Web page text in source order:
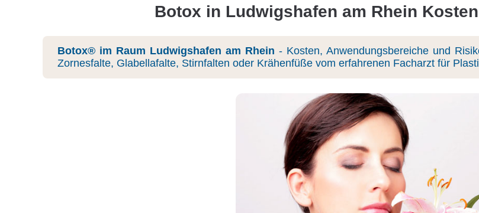
Botox in Ludwigshafen am Rhein
Botox® im Raum Ludwigshafen am Rhein - Kosten, Anwendungsbereiche und
Zornesfalte, Glabellafalte, Stirnfalten oder Krähenfüße vom erfahrenen Facharzt für